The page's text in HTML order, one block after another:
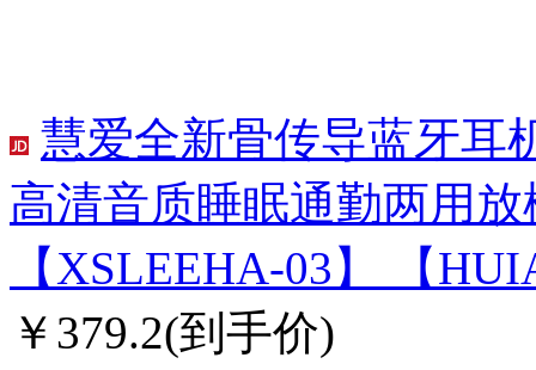
慧爱全新骨传导蓝牙耳
高清音质睡眠通勤两用
【XSLEEHA-03】 【
￥379.2(到手价)